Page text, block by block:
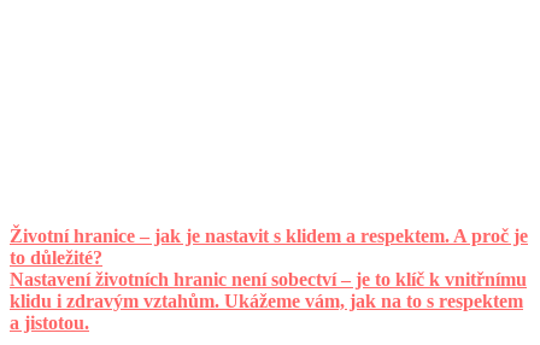
Životní hranice – jak je nastavit s klidem a respektem. A proč je
to důležité?
Nastavení životních hranic není sobectví – je to klíč k vnitřnímu
klidu i zdravým vztahům. Ukážeme vám, jak na to s respektem
a jistotou.